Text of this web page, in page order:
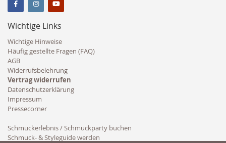
Wichtige Links
Wichtige Hinweise
Häufig gestellte Fragen (FAQ)
AGB
Widerrufsbelehrung
Vertrag widerrufen
Datenschutzerklärung
Impressum
Pressecorner
Schmuckerlebnis / Schmuckparty buchen
Schmuck- & Styleguide werden